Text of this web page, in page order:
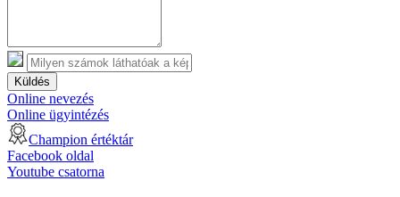
Küldés
Online nevezés
Online ügyintézés
Champion értéktár
Facebook oldal
Youtube csatorna